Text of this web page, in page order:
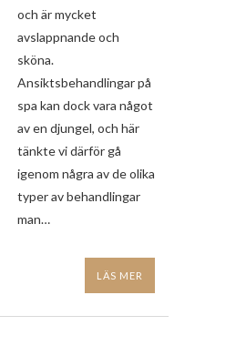
och är mycket
avslappnande och
sköna.
Ansiktsbehandlingar på
spa kan dock vara något
av en djungel, och här
tänkte vi därför gå
igenom några av de olika
typer av behandlingar
man…
LÄS MER